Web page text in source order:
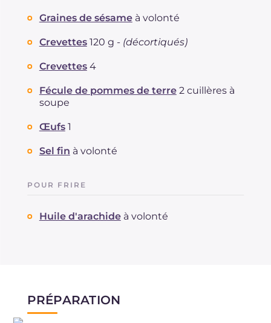
Graines de sésame à volonté
Crevettes 120 g - (décortiqués)
Crevettes 4
Fécule de pommes de terre 2 cuillères à
soupe
Œufs 1
Sel fin à volonté
POUR FRIRE
Huile d'arachide à volonté
PRÉPARATION